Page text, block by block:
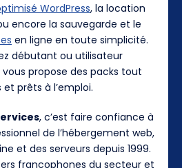
WordPress, la location
encore la sauvegarde et le
en ligne en toute simplicité.
débutant ou utilisateur
vous propose des packs tout
prêts à l’emploi.
, c’est faire confiance à
de l’hébergement web,
et des serveurs depuis 1999.
francophones du secteur et